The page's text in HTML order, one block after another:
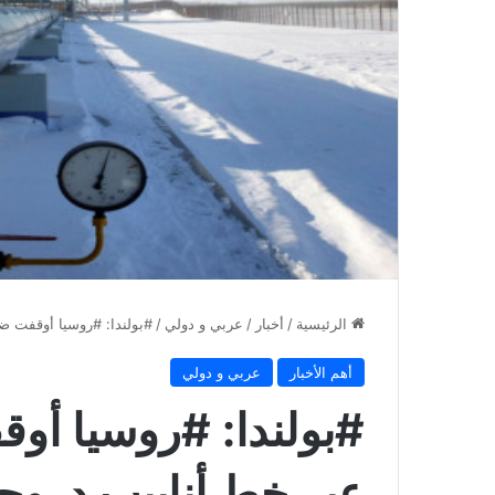
الرئيسية / أخبار / عربي و دولي /
أهم الأخبار عربي و دولي